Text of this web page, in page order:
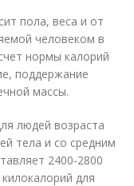
пола, веса и от
человеком в
нормы калорий
поддержание
массы.
людей возраста
тела и со средним
2400-2800
для